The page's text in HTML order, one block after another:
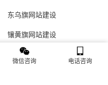
东乌旗网站建设
镶黄旗网站建设
多伦网站建设
微信咨询 电话咨询